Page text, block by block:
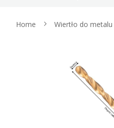
Home Wiertło do
Skip
to
the